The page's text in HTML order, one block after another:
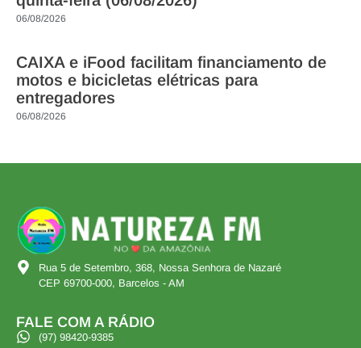
06/08/2026
CAIXA e iFood facilitam financiamento de
motos e bicicletas elétricas para
entregadores
06/08/2026
Rua 5 de Setembro, 368, Nossa Senhora de Nazaré
CEP 69700-000, Barcelos - AM
FALE COM A RÁDIO
(97) 98420-9385